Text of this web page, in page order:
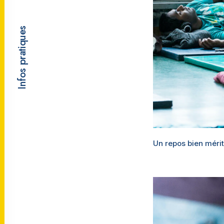
Un repos bien
Infos pratiques